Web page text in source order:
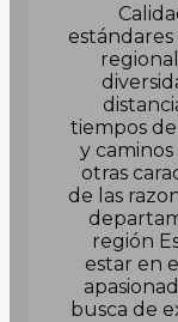
tiempos
y
otras
de las
región
estar en
busca de